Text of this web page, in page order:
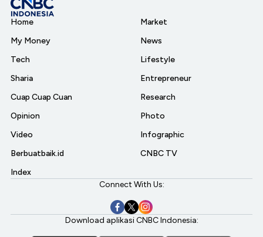
Home
My Money
Tech
Sharia
Cuap Cuap Cuan
Opinion
Video
Berbuatbaik.id
Index
Market
News
Lifestyle
Entrepreneur
Research
Photo
Infographic
CNBC TV
Connect With Us:
Download aplikasi CNBC Indonesia: